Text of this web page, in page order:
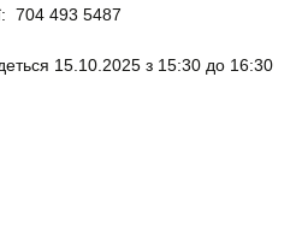
704 493 5487
15.10.2025 з 15:30 до 16:30